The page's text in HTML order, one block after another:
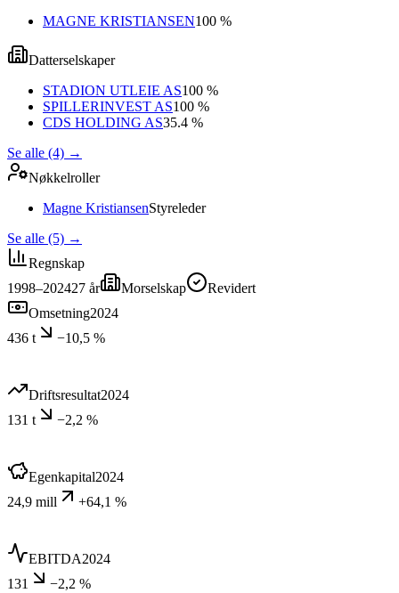
MAGNE KRISTIANSEN100 %
Datterselskaper
STADION UTLEIE AS100 %
SPILLERINVEST AS100 %
CDS HOLDING AS35.4 %
Se alle (4) →
Nøkkelroller
Magne KristiansenStyreleder
Se alle (5) →
Regnskap
1998–202427 år Morselskap
Revidert
Omsetning2024
436 t
−10,5 %
Driftsresultat2024
131 t
−2,2 %
Egenkapital2024
24,9 mill
+64,1 %
EBITDA2024
131
−2,2 %